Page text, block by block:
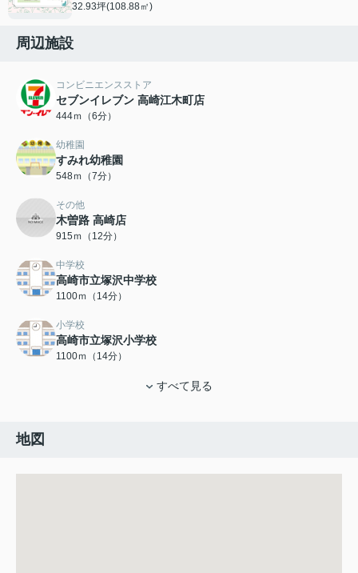
32.93坪(108.88㎡)
周辺施設
コンビニエンスストア
セブンイレブン 高崎江木町店
444ｍ（6分）
幼稚園
すみれ幼稚園
548ｍ（7分）
その他
木曽路 高崎店
915ｍ（12分）
中学校
高崎市立塚沢中学校
1100ｍ（14分）
小学校
高崎市立塚沢小学校
1100ｍ（14分）
すべて見る
地図